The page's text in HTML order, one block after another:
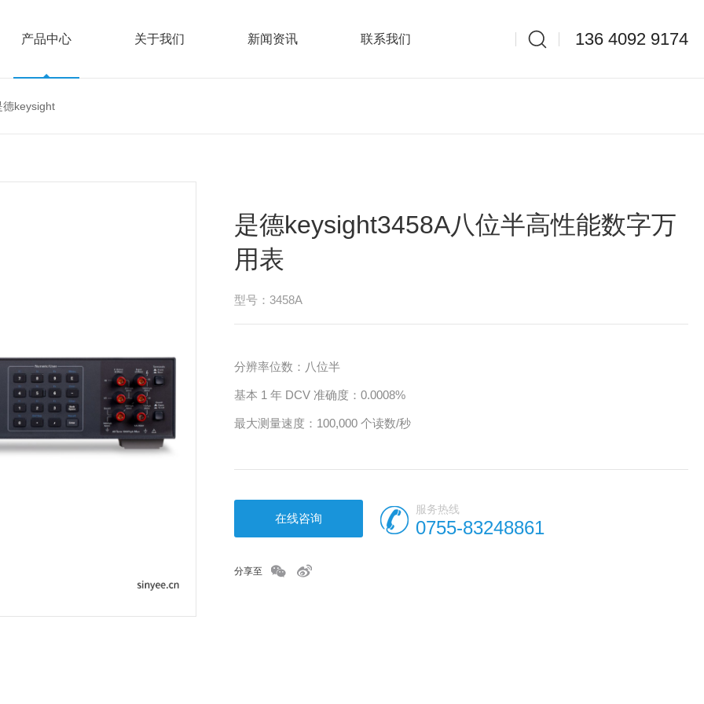
136 4092 9174
产品中心 关于我们 新闻资讯 联系我们
德keysight
是德keysight3458A八位半高性能数字万
用表
型号：3458A
分辨率位数：八位半
基本 1 年 DCV 准确度：0.0008%
最大测量速度：100,000 个读数/秒
在线咨询
服务热线
0755-83248861
分享至